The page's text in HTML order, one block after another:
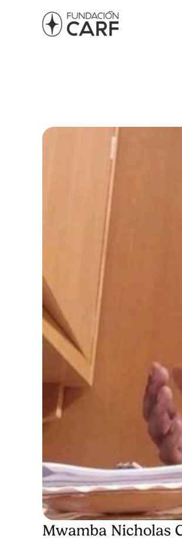
Mwamba Nicholas